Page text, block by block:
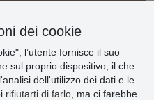
dei cookie
l’utente fornisce il suo
sul proprio dispositivo, il che
dell'utilizzo dei dati e le
rifiutarti di farlo , ma ci farebbe